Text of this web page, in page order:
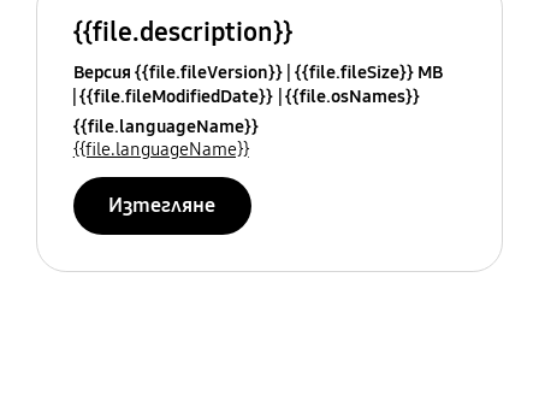
{{file.description}}
Версия {{file.fileVersion}} {{file.fileSize}} MB
{{file.fileModifiedDate}} {{file.osNames}}
{{file.languageName}}
{{file.languageName}}
Изтегляне